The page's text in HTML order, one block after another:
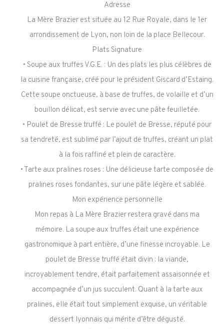
Adresse
La Mère Brazier est située au 12 Rue Royale, dans le 1er
arrondissement de Lyon, non loin de la place Bellecour.
Plats Signature
• Soupe aux truffes V.G.E. : Un des plats les plus célèbres de
la cuisine française, créé pour le président Giscard d’Estaing.
Cette soupe onctueuse, à base de truffes, de volaille et d’un
bouillon délicat, est servie avec une pâte feuilletée.
• Poulet de Bresse truffé : Le poulet de Bresse, réputé pour
sa tendreté, est sublimé par l’ajout de truffes, créant un plat
à la fois raffiné et plein de caractère.
• Tarte aux pralines roses : Une délicieuse tarte composée de
pralines roses fondantes, sur une pâte légère et sablée.
Mon expérience personnelle
Mon repas à La Mère Brazier restera gravé dans ma
mémoire. La soupe aux truffes était une expérience
gastronomique à part entière, d’une finesse incroyable. Le
poulet de Bresse truffé était divin : la viande,
incroyablement tendre, était parfaitement assaisonnée et
accompagnée d’un jus succulent. Quant à la tarte aux
pralines, elle était tout simplement exquise, un véritable
dessert lyonnais qui mérite d’être dégusté.